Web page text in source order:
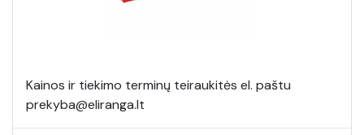
Kainos ir tiekimo terminų teiraukitės el. paštu
prekyba@eliranga.lt